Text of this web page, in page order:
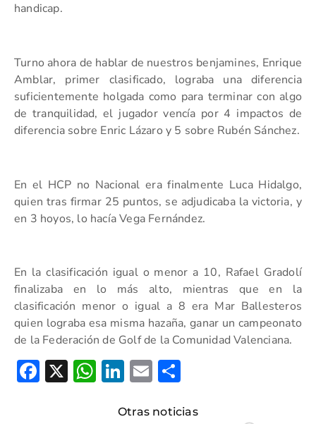
handicap.
Turno ahora de hablar de nuestros benjamines, Enrique
Amblar, primer clasificado, lograba una diferencia
suficientemente holgada como para terminar con algo
de tranquilidad, el jugador vencía por 4 impactos de
diferencia sobre Enric Lázaro y 5 sobre Rubén Sánchez.
En el HCP no Nacional era finalmente Luca Hidalgo,
quien tras firmar 25 puntos, se adjudicaba la victoria, y
en 3 hoyos, lo hacía Vega Fernández.
En la clasificación igual o menor a 10, Rafael Gradolí
finalizaba en lo más alto, mientras que en la
clasificación menor o igual a 8 era Mar Ballesteros
quien lograba esa misma hazaña, ganar un campeonato
de la Federación de Golf de la Comunidad Valenciana.
Facebook
X WhatsApp
LinkedIn
Email
Otras noticias